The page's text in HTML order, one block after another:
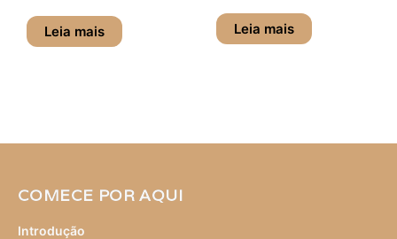
Leia mais Leia mais
COMECE POR AQUI
Introdução